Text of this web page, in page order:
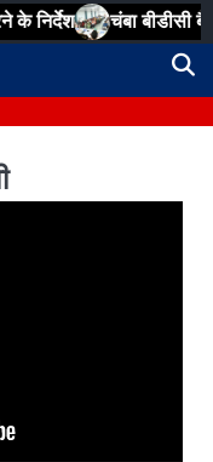
चंबा बीडीसी बैठक: पेयजल,